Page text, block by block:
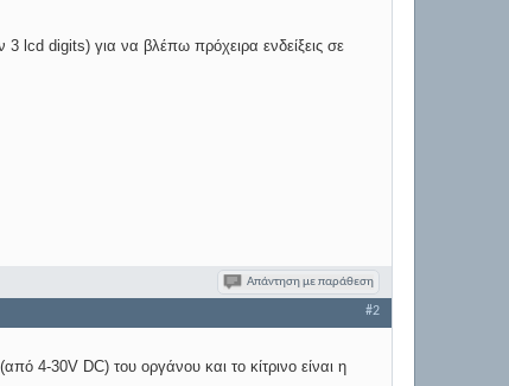
lcd digits) για να βλέπω πρόχειρα ενδείξεις σε
Απάντηση με παράθεση
#2
4-30V DC) του οργάνου και το κίτρινο είναι η